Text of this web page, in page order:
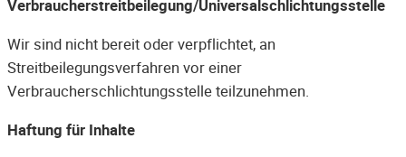
Verbraucherstreitbeilegung/Universalschlichtungsstelle
Wir sind nicht bereit oder verpflichtet, an
Streitbeilegungsverfahren vor einer
Verbraucherschlichtungsstelle teilzunehmen.
Haftung für Inhalte